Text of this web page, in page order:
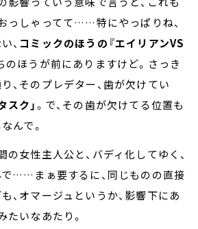
っしゃってて……特にやっぱりね、
、 コミックのほうの『エイリアンVS
のほうが前にありますけど。さっき
、そのプレデター、歯が欠けてい
スク」。で、その歯が欠けてる位置も
んで。
の女性主人公と、バディ化してゆく、
……まぁ要するに、同じものの直接
、オマージュというか、影響下にあ
たいなあたり。